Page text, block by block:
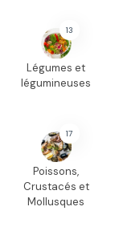
13
Légumes et
légumineuses
17
Poissons,
Crustacés et
Mollusques